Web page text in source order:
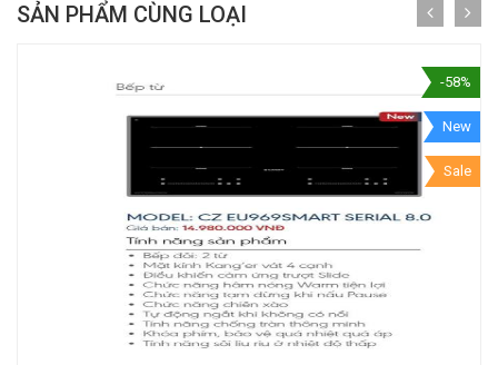
SẢN PHẨM CÙNG LOẠI
-58%
New
Sale